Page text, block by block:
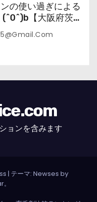
の使い過ぎによる
【大阪府茨木
教えます。】
ョンを含みます
| テーマ: Newses by
。